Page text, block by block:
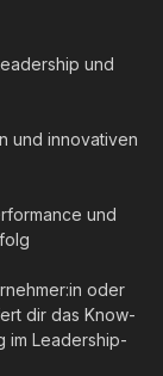
und
und innovativen
und
oder
dir das Know-
im Leadership-